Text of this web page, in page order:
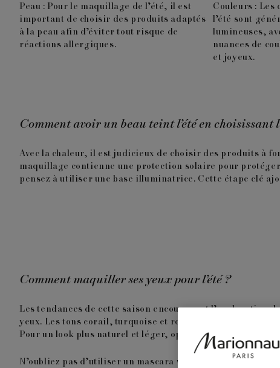
Peau : Pour le maquillage de l’été, il est
important de choisir des produits adaptés
à la peau afin d’éviter tout risque de
réactions allergiques.
Couleurs : Les
l’été sont
lumineuses,
nuances de
et joyeux.
Comment avoir un beau teint l’été en choisissant
Avec la chaleur, il est judicieux de choisir des produits à
maquillage contienne une protection solaire pour
pensez à utiliser une base illuminatrice. Cette étape clé
Comment maquiller ses yeux pour l’été ?
Les tendances de cette saison encouragent l’exploration
yeux. Les tons corail, turquoise et rose sont
Pour un look plus naturel et léger, optez pour des teintes
N’oubliez pas d’utiliser un mascara waterproof pour